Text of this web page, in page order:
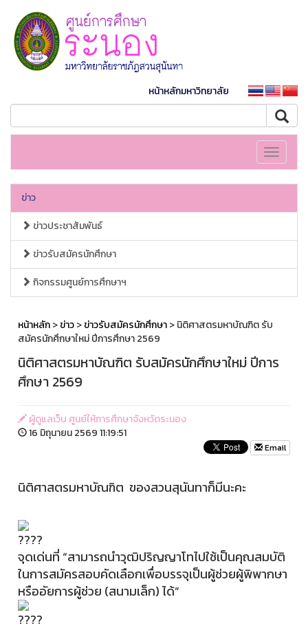
หน้าหลักมหาวิทยาลัย
Toggle
ข่าว
ข่าวประชาสัมพันธ์
ข่าวรับสมัครนักศึกษา
กิจกรรมศูนย์การศึกษาฯ
หน้าหลัก>ข่าว>ข่าวรับสมัครนักศึกษา> นิติศาสตรมหาบัณฑิต รับ
สมัครนักศึกษาใหม่ ปีการศึกษา 2569
นิติศาสตรมหาบัณฑิต รับสมัครนักศึกษาใหม่ ปีการ
ศึกษา 2569
ผู้ดูแลเว็บ ศูนย์ให้การศึกษาจังหวัดระนอง
16 มิถุนายน 2569 11:19:51
Email
นิติศาสตรมหาบัณฑิต ของสวนสุนันทาก็มีนะคะ
จุดเด่นที่ “สามารถนำวุฒิปริญญาโทไปใช้เป็นคุณสมบัติ
ในการสมัครสอบคัดเลือกเพื่อบรรจุเป็นผู้ช่วยผู้พิพากษา
หรืออัยการผู้ช่วย (สนามเล็ก) ได้”